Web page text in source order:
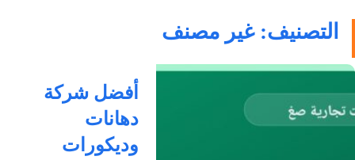
التصنيف: غير مصنف
أفضل شركة
دهانات
وديكورات